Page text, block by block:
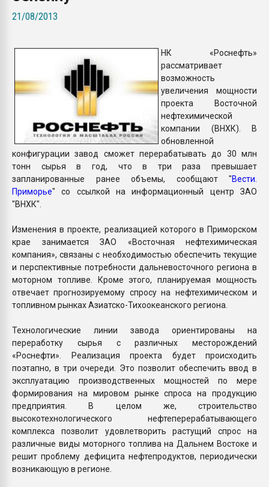
ПЕРЕЙТИ НА
21/08/2013
НК «Роснефть»
рассматривает
возможность
увеличения мощности
проекта Восточной
нефтехимической
компании (ВНХК). В
обновленной
конфигурации завод сможет перерабатывать до 30 млн
тонн сырья в год, что в три раза превышает
запланированные ранее объемы, сообщают "Вести.
Приморье" со ссылкой на информационный центр ЗАО
"ВНХК".
Изменения в проекте, реализацией которого в Приморском
крае занимается ЗАО «Восточная нефтехимическая
компания», связаны с необходимостью обеспечить текущие
и перспективные потребности дальневосточного региона в
моторном топливе. Кроме этого, планируемая мощность
отвечает прогнозируемому спросу на нефтехимическом и
топливном рынках Азиатско-Тихоокеанского региона.
Технологические линии завода ориентированы на
переработку сырья с различных месторождений
«Роснефти». Реализация проекта будет происходить
поэтапно, в три очереди. Это позволит обеспечить ввод в
эксплуатацию производственных мощностей по мере
формирования на мировом рынке спроса на продукцию
предприятия. В целом же, строительство
высокотехнологического нефтеперерабатывающего
комплекса позволит удовлетворить растущий спрос на
различные виды моторного топлива на Дальнем Востоке и
решит проблему дефицита нефтепродуктов, периодически
возникающую в регионе.